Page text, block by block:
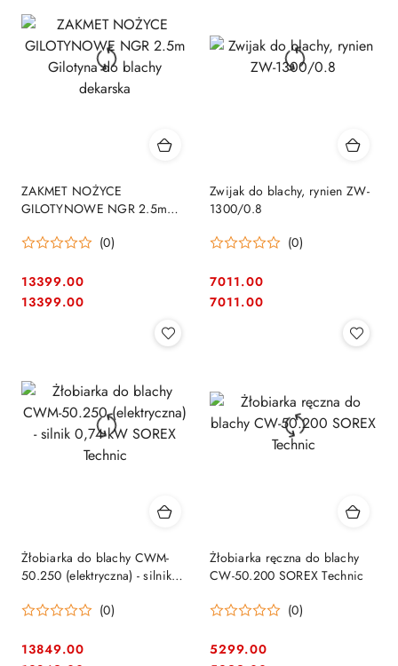
ZAKMET NOŻYCE
GILOTYNOWE NGR 2.5m
(0)
Cena:
13399.00
Cena:
13399.00
Zwijak do blachy, rynien ZW-
1300/0.8
(0)
Cena:
7011.00
Cena:
7011.00
Żłobiarka do blachy CWM-
50.250 (elektryczna) - silnik
(0)
13849.00
Żłobiarka ręczna do blachy
CW-50.200 SOREX Technic
(0)
5299.00